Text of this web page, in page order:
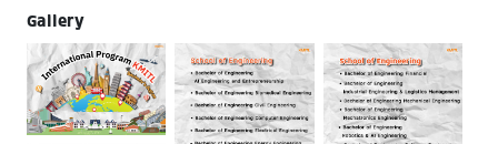
Gallery